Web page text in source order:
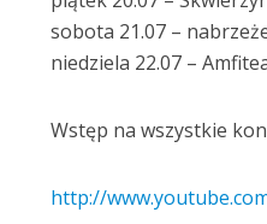
sobota 21.07 –
niedziela 22.07 –
Wstęp na wszystkie
http://